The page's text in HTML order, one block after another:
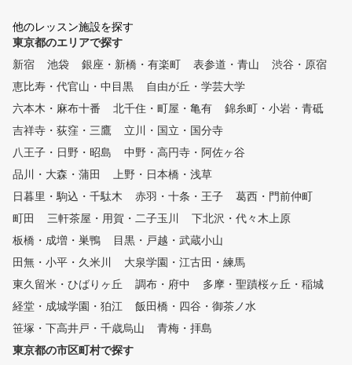
OLFZONのGDRを採用し、2方
向の動画管理に加えリアルな弾
道と正確な数値化によるデータ
空間ではGOLFZONのVISION
＋を導入しており床可変式シュ
化した練習もできます。 スト
レッチ整体、ジム施設も完備し
ており、練習前のストレッチや
、飛距離アップに向けたトレー
ニングも合わせて行えます。ク
います、ゴルフの全てがここで
完結！！
利用時間内であれば、納
まで練習可能。効率的な
レッスン受講回数の制限
いつでも予約ができ、自
ースでスキルアップを目
・スコアアップを目指し
方 ・忙しい中でも効率よ
達したい方 ・継続的にレ
ンを受けたい方 ぜひ一度、体
他のレッスン施設を探す
東京都のエリアで探す
新宿
池袋 銀座・新橋・有楽町 表参道・青山
渋谷・原宿
恵比寿・代官山・中目黒
自由が丘・学芸大学
六本木・麻布十番
北千住・町屋・亀有
錦糸町・小岩・青砥
吉祥寺・荻窪・三鷹
立川・国立・国分寺
八王子・日野・昭島
中野・高円寺・阿佐ヶ谷
品川・大森・蒲田
上野・日本橋・浅草
日暮里・駒込・千駄木
赤羽・十条・王子
葛西・門前仲町
町田
三軒茶屋・用賀・二子玉川
下北沢・代々木上原
板橋・成増・巣鴨
目黒・戸越・武蔵小山
田無・小平・久米川
大泉学園・江古田・練馬
東久留米・ひばりヶ丘
調布・府中
多摩・聖蹟桜ヶ丘・稲城
経堂・成城学園・狛江
飯田橋・四谷・御茶ノ水
笹塚・下高井戸・千歳烏山
青梅・拝島
東京都の市区町村で探す